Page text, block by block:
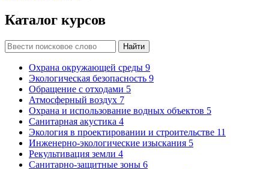
Каталог курсов
Найти
Охрана окружающей среды 9
Экологическая безопасность 9
Обращение с отходами 5
Атмосферный воздух 7
Охрана и использование водных объектов 5
Санитарная акустика 4
Экология в проектировании и строительстве 11
Инженерно-экологические изыскания 5
Рекультивация земли 4
Санитарно-защитные зоны 6